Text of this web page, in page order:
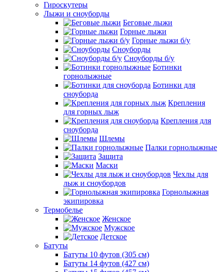
Гироскутеры
Лыжи и сноуборды
Беговые лыжи
Горные лыжи
Горные лыжи б/у
Сноуборды
Сноуборды б/у
Ботинки
горнолыжные
Ботинки для
сноуборда
Крепления
для горных лыж
Крепления для
сноуборда
Шлемы
Палки горнолыжные
Защита
Маски
Чехлы для
лыж и сноубордов
Горнолыжная
экипировка
Термобелье
Женское
Мужское
Детское
Батуты
Батуты 10 футов (305 см)
Батуты 14 футов (427 см)